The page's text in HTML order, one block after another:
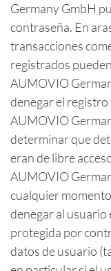
Germany GmbH
contraseña. En
transacciones
registrados
AUMOVIO
denegar el
AUMOVIO
determinar que
eran de libre
AUMOVIO
cualquier
denegar al usuario
protegida por
datos de usuario